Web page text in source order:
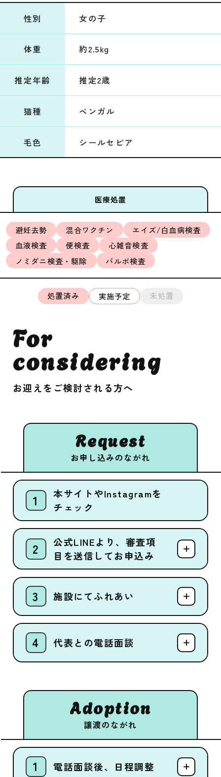
性別 女の子
体重 約2.5kg
推定年齢 推定2歳
猫種 ベンガル
毛色 シールセピア
医療処置
避妊去勢 混合ワクチン
エイズ/白血病検査
血液検査
便検査
心雑音検査
ノミダニ検査・駆除
パルボ検査
処置済み 実施予定 未処置
For
considering
お迎えをご検討される方へ
Request
お申し込みのながれ
本サイトやInstagramを
チェック
公式LINEより、審査項
目を送信してお申込み
施設にてふれあい
代表との電話面談
Adoption
譲渡のながれ
電話面談後、日程調整